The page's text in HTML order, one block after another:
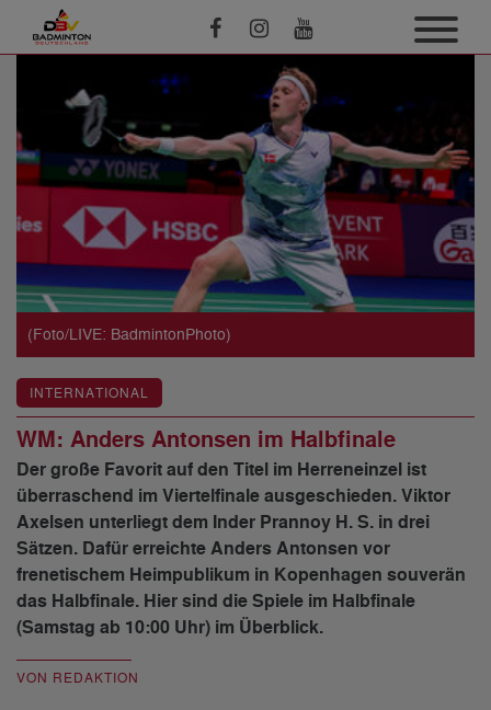
(Foto/LIVE: BadmintonPhoto)
INTERNATIONAL
WM: Anders Antonsen im Halbfinale
Der große Favorit auf den Titel im Herreneinzel ist
überraschend im Viertelfinale ausgeschieden. Viktor
Axelsen unterliegt dem Inder Prannoy H. S. in drei
Sätzen. Dafür erreichte Anders Antonsen vor
frenetischem Heimpublikum in Kopenhagen souverän
das Halbfinale. Hier sind die Spiele im Halbfinale
(Samstag ab 10:00 Uhr) im Überblick.
VON REDAKTION